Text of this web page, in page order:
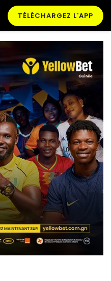
TÉLÉCHARGEZ L'APP